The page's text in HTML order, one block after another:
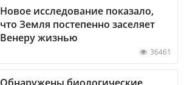
Новое исследование показало,
что Земля постепенно заселяет
Венеру жизнью
36461